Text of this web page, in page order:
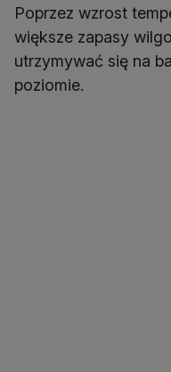
Poprzez wzrost
większe zapasy
utrzymywać się na
poziomie.